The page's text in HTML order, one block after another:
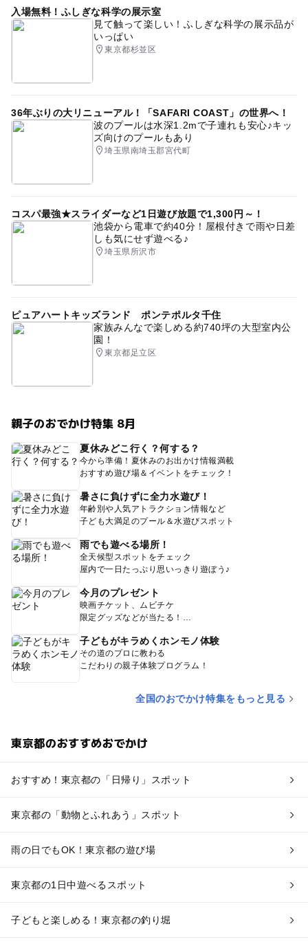
入場無料！ふしぎな科学の展示室
見て触って楽しい！ふしぎな科学の展示品が
いっぱい
東京都杉並区
36年ぶりの大リニューアル！「SAFARI COAST」の世界へ！
波のプールは水深1.2mで子連れも安心♪キッ
ズ向けのプールもあり
埼玉県南埼玉郡宮代町
コスパ最強★スライダーなど1日遊び放題で1,300円～！
池袋から電車で約40分！屋根付きで雨や日差
しも気にせず遊べる♪
埼玉県所沢市
ピュアハートキッズランド ポンテポルタ千住
家族みんなで楽しめる約740坪の大型室内公
園！
東京都足立区
親子のおでかけ特集 8月
夏休みどこ行く？何する？
今から準備！夏休みのお出かけ情報満載
おすすめ遊び場＆イベントをチェック！
暑さに負けずに全力水遊び！
年齢別や人気アトラクション情報など
子ども大満足のプール＆水遊びスポット
雨でも遊べる場所！
全天候型スポットをチェック
屋内で一日たっぷり思いっきり遊ぼう♪
今月のプレゼント
映画チケット、ムビチケ
限定グッズなどが当たる！
子どもがキラめくホンモノ体験
その道のプロに教わる
こだわりの親子体験プログラム！
全国のおでかけ特集をもっと見る
東京都のおすすめおでかけ
おすすめ！東京都の「日帰り」スポット
東京都の「動物とふれあう」スポット
雨の日でもOK！東京都の遊び場
東京都の1日中遊べるスポット
子どもと楽しめる！東京都の釣り堀